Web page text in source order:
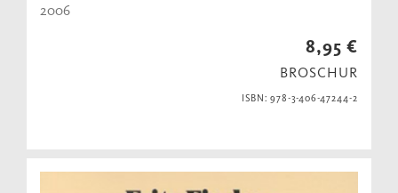
2006
8,95 €
BROSCHUR
ISBN: 978-3-406-47244-2